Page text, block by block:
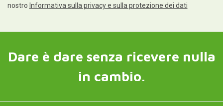
nostro Informativa sulla privacy e sulla protezione dei dati
Dare è dare senza ricevere nulla
in cambio.